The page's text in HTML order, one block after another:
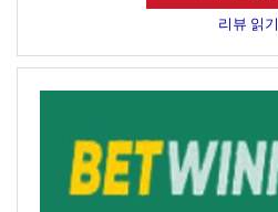
리뷰 읽기